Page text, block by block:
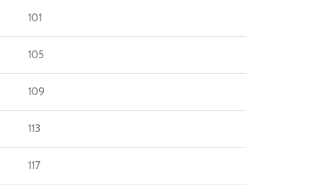
101
105
109
113
117